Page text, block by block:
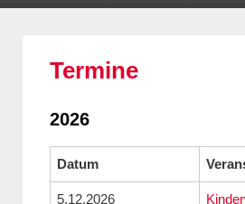
Termine
2026
Datum
5.12.2026